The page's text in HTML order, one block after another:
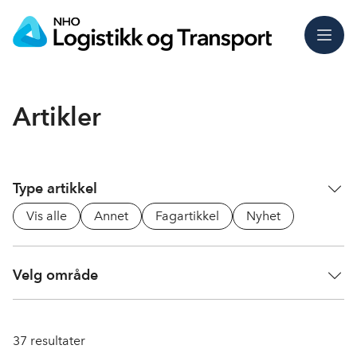
Meny
Artikler
Type artikkel
Vis alle Annet Fagartikkel Nyhet
Velg område
37 resultater